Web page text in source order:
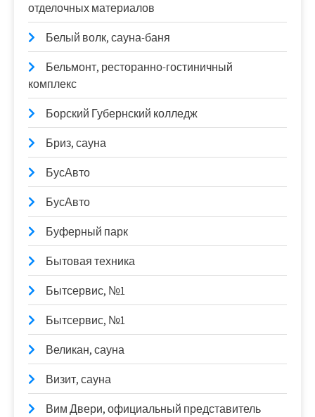
отделочных материалов
Белый волк, сауна-баня
Бельмонт, ресторанно-гостиничный
комплекс
Борский Губернский колледж
Бриз, сауна
БусАвто
БусАвто
Буферный парк
Бытовая техника
Бытсервис, №1
Бытсервис, №1
Великан, сауна
Визит, сауна
Вим Двери, официальный представитель